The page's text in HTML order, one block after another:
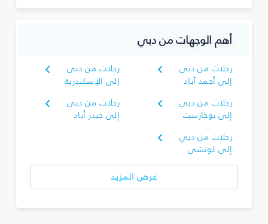
أهم الوجهات من دبي
رحلات من دبي
إلى أحمد آباد
رحلات من دبي
إلى الإسكندرية
رحلات من دبي
إلى بوخارست
رحلات من دبي
إلى حيدر أباد
رحلات من دبي
إلى كوتشي
عرض المزيد